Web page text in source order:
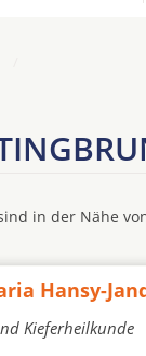
in der Nähe
Hansy-
Kieferheilkunde